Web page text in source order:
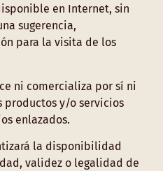
en Internet, sin
sugerencia,
para la visita de los
ni comercializa por sí ni
productos y/o servicios
enlazados.
la disponibilidad
validez o legalidad de